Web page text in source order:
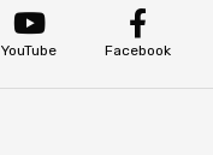
YouTube Facebook